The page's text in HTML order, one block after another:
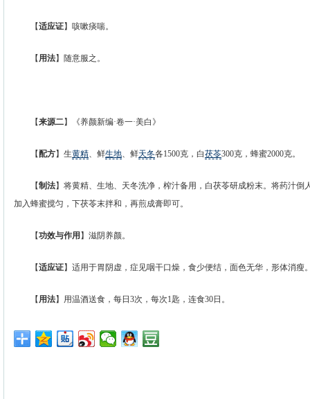
【适应证】咳嗽痰喘。
【 用法】随意服之。
【来源二】《养颜新编·卷一·美白》
【 配方】生黄精、鲜生地、鲜天冬各1500克，白茯苓300克，蜂蜜2000克。
【制法】将黄精、生地、天冬洗净，榨汁备用，白茯苓研成粉末。将药汁倒
加入蜂蜜搅匀，下茯苓末拌和，再煎成膏即可。
【功效与作用 】滋阴养颜。
【适应证】适用于胃阴虚，症见咽干口燥，食少便结，面色无华，形体消瘦
【 用法】用温酒送食，每日3次，每次1匙，连食30日。